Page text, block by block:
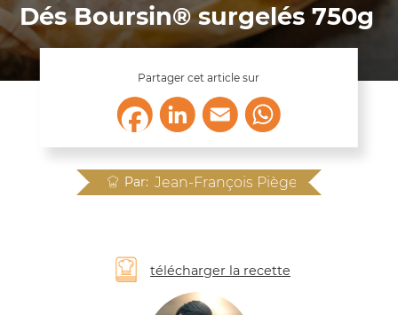
Partager cet article sur
FacebookLinkedInEmail
Dés Boursin® surgelés 750g
Par Jean-François Piège
télécharger la recette